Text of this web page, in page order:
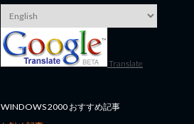
Translate
WINDOWS 2000 おすすめ記事